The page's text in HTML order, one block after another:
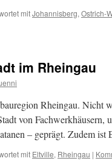
mitJohannisberg, Ostrich-
im Rheingau
Rheingau. Nicht
von Fachwerkhäusern,
– geprägt. Zudem
mit Eltville, Rheingau |